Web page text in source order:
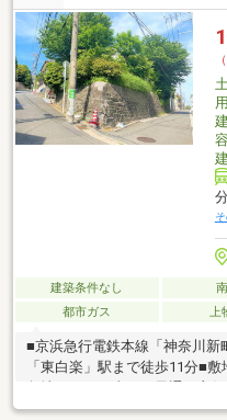
境】・横浜市立中川西小学校
望日時を第2希望まで送信→日
も同時相談可能です（お子様
分
建築条件なし
都市ガス
上
■京浜急行電鉄本線「神奈川新
「東白楽」駅まで徒歩11分■
らい方面・横浜ランドマーク